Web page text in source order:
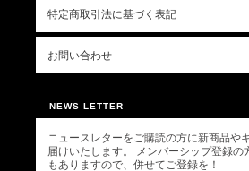
特定商取引法に基づく表記
お問い合わせ
NEWS LETTER
ニュースレターをご購読の方に新商品や
届けいたします。 メンバーシップ登録の
もありますので、併せてご登録を！